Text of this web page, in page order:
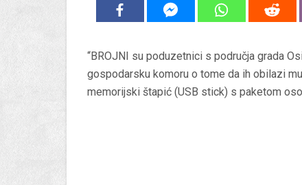
“BROJNI su poduzetnici s područja grada
gospodarsku komoru o tome da ih obilazi
memorijski štapić (USB stick) s paketom